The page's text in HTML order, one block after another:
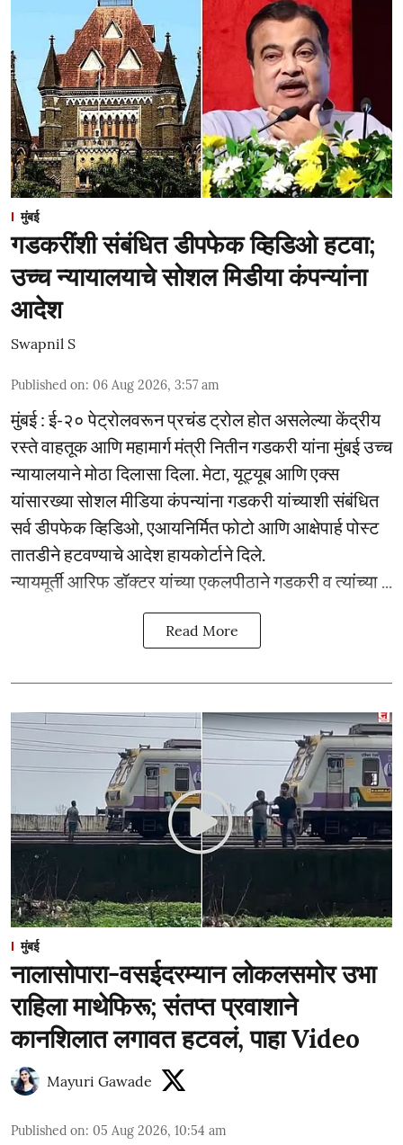
मुंबई
गडकरींशी संबंधित डीपफेक व्हिडिओ हटवा;
उच्च न्यायालयाचे सोशल मिडीया कंपन्यांना
आदेश
Swapnil S
Published on: 06 Aug 2026, 3:57 am
मुंबई : ई-२० पेट्रोलवरून प्रचंड ट्रोल होत असलेल्या केंद्रीय
रस्ते वाहतूक आणि महामार्ग मंत्री नितीन गडकरी यांना मुंबई उच्च
न्यायालयाने मोठा दिलासा दिला. मेटा, यूट्यूब आणि एक्स
यांसारख्या सोशल मीडिया कंपन्यांना गडकरी यांच्याशी संबंधित
सर्व डीपफेक व्हिडिओ, एआयनिर्मित फोटो आणि आक्षेपार्ह पोस्ट
तातडीने हटवण्याचे आदेश हायकोर्टाने दिले.
न्यायमूर्ती आरिफ डॉक्टर यांच्या एकलपीठाने गडकरी व त्यांच्या ...
Read More
मुंबई
नालासोपारा-वसईदरम्यान लोकलसमोर उभा
राहिला माथेफिरू; संतप्त प्रवाशाने
कानशिलात लगावत हटवलं, पाहा Video
Mayuri Gawade
Published on: 05 Aug 2026, 10:54 am